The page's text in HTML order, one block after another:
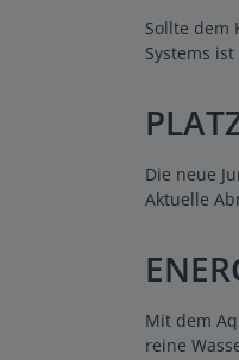
Sollte dem
Systems
Die neue
Aktuelle
Mit dem
reine